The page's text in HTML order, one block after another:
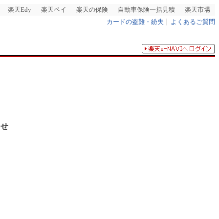
楽天Edy 楽天ペイ 楽天の保険 自動車保険一括見積
楽天市場
カードの盗難・紛失
よくあるご質問